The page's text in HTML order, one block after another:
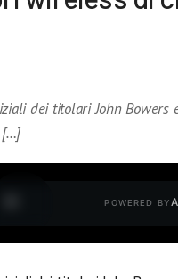
dei titolari John Bowers
[…]
POWERED BY